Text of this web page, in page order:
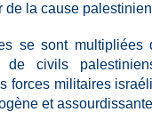
de la cause
se sont multipliées
de civils
forces militaires
et